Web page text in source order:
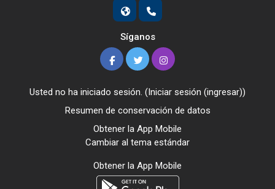
Síganos
Usted no ha iniciado sesión. (Iniciar sesión (ingresar))
Resumen de conservación de datos
Obtener la App Mobile
Cambiar al tema estándar
Obtener la App Mobile